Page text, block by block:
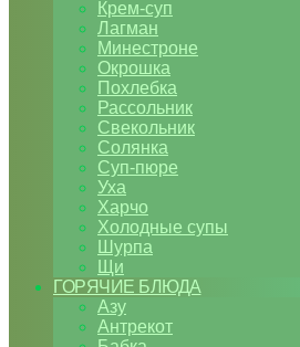
Крем-суп
Лагман
Минестроне
Окрошка
Похлебка
Рассольник
Свекольник
Солянка
Суп-пюре
Уха
Харчо
Холодные супы
Шурпа
Щи
ГОРЯЧИЕ БЛЮДА
Азу
Антрекот